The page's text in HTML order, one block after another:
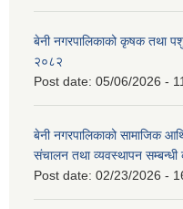
बेनी नगरपालिकाको कृषक तथा
२०८२
Post date: 05/06/2026 -
बेनी नगरपालिकाको सामाजिक
संचालन तथा व्यवस्थापन सम्बन्धी
Post date: 02/23/2026 -